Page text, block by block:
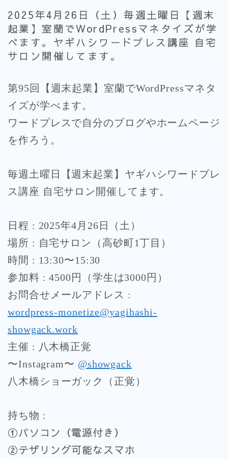
2025年4月26日（土）毎週土曜日【週末
起業】室蘭でWordPressマネタイズが学
べます。ヤギハシワードプレス講座 自宅
サロン開催してます。
第95回【週末起業】室蘭でWordPressマネタ
イズが学べます。
ワードプレスで自分のブログやホームページ
を作ろう。
毎週土曜日【週末起業】ヤギハシワードプレ
ス講座 自宅サロン開催してます。
日程 : 2025年4月26日（土）
場所 : 自宅サロン（高砂町1丁目）
時間 : 13:30〜15:30
参加料 : 4500円（学生は3000円）
お問合せメールアドレス :
wordpress-monetize@yagihashi-
showgack.work
主催 : 八木橋正覚
〜Instagram〜 @showgack
八木橋ショーガック（正覚）
持ち物 :
①パソコン（電源付き）
②テザリング可能なスマホ